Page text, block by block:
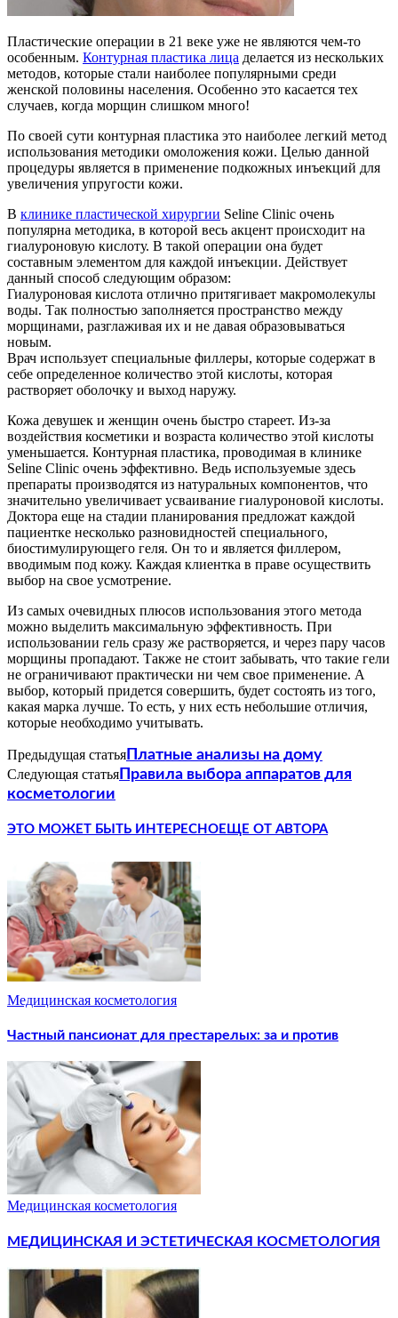
Пластические операции в 21 веке уже не являются чем-то
особенным. Контурная пластика лица делается из нескольких
методов, которые стали наиболее популярными среди
женской половины населения. Особенно это касается тех
случаев, когда морщин слишком много!
По своей сути контурная пластика это наиболее легкий метод
использования методики омоложения кожи. Целью данной
процедуры является в применение подкожных инъекций для
увеличения упругости кожи.
В клинике пластической хирургии Seline Clinic очень
популярна методика, в которой весь акцент происходит на
гиалуроновую кислоту. В такой операции она будет
составным элементом для каждой инъекции. Действует
данный способ следующим образом:
Гиалуроновая кислота отлично притягивает макромолекулы
воды. Так полностью заполняется пространство между
морщинами, разглаживая их и не давая образовываться
новым.
Врач использует специальные филлеры, которые содержат в
себе определенное количество этой кислоты, которая
растворяет оболочку и выход наружу.
Кожа девушек и женщин очень быстро стареет. Из-за
воздействия косметики и возраста количество этой кислоты
уменьшается. Контурная пластика, проводимая в клинике
Seline Clinic очень эффективно. Ведь используемые здесь
препараты производятся из натуральных компонентов, что
значительно увеличивает усваивание гиалуроновой кислоты.
Доктора еще на стадии планирования предложат каждой
пациентке несколько разновидностей специального,
биостимулирующего геля. Он то и является филлером,
вводимым под кожу. Каждая клиентка в праве осуществить
выбор на свое усмотрение.
Из самых очевидных плюсов использования этого метода
можно выделить максимальную эффективность. При
использовании гель сразу же растворяется, и через пару часов
морщины пропадают. Также не стоит забывать, что такие гели
не ограничивают практически ни чем свое применение. А
выбор, который придется совершить, будет состоять из того,
какая марка лучше. То есть, у них есть небольшие отличия,
которые необходимо учитывать.
Предыдущая статья Платные анализы на дому
Следующая статья Правила выбора аппаратов для
косметологии
ЭТО МОЖЕТ БЫТЬ ИНТЕРЕСНО ЕЩЕ ОТ АВТОРА
Медицинская косметология
Частный пансионат для престарелых: за и против
Медицинская косметология
МЕДИЦИНСКАЯ И ЭСТЕТИЧЕСКАЯ КОСМЕТОЛОГИЯ